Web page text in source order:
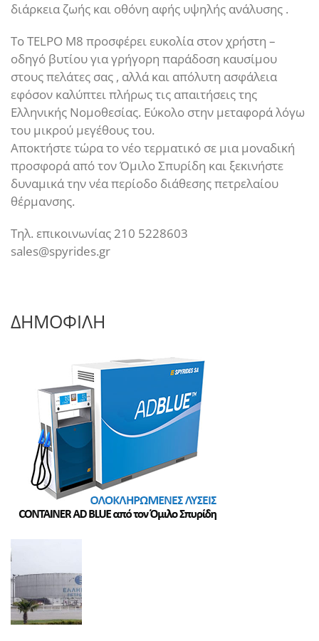
διάρκεια ζωής και οθόνη αφής υψηλής ανάλυσης .
Το TELPO M8 προσφέρει ευκολία στον χρήστη –
οδηγό βυτίου για γρήγορη παράδοση καυσίμου
στους πελάτες σας , αλλά και απόλυτη ασφάλεια
εφόσον καλύπτει πλήρως τις απαιτήσεις της
Ελληνικής Νομοθεσίας. Εύκολο στην μεταφορά λόγω
του μικρού μεγέθους του.
Αποκτήστε τώρα το νέο τερματικό σε μια μοναδική
προσφορά από τον Όμιλο Σπυρίδη και ξεκινήστε
δυναμικά την νέα περίοδο διάθεσης πετρελαίου
θέρμανσης.
Τηλ. επικοινωνίας 210 5228603
sales@spyrides.gr
ΔΗΜΟΦΙΛΗ